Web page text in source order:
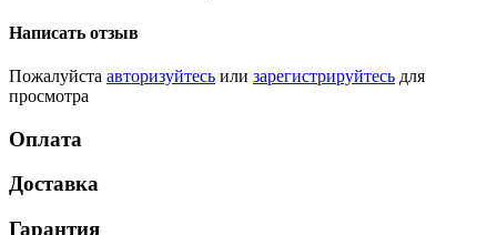
Написать отзыв
Пожалуйста авторизуйтесь или зарегистрируйтесь для
просмотра
Оплата
Доставка
Гарантия